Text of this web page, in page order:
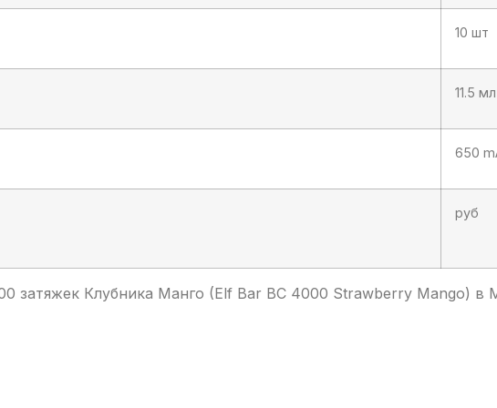
10 шт
11.5 мл
650
руб
затяжек Клубника Манго (Elf Bar BC 4000 Strawberry Mango)